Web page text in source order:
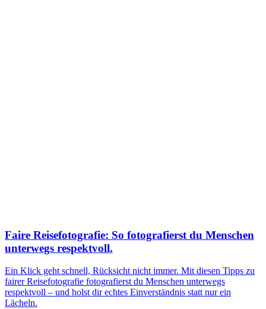
Faire Reisefotografie: So fotografierst du Menschen
unterwegs respektvoll.
Ein Klick geht schnell, Rücksicht nicht immer. Mit diesen Tipps zu
fairer Reisefotografie fotografierst du Menschen unterwegs
respektvoll – und holst dir echtes Einverständnis statt nur ein
Lächeln.